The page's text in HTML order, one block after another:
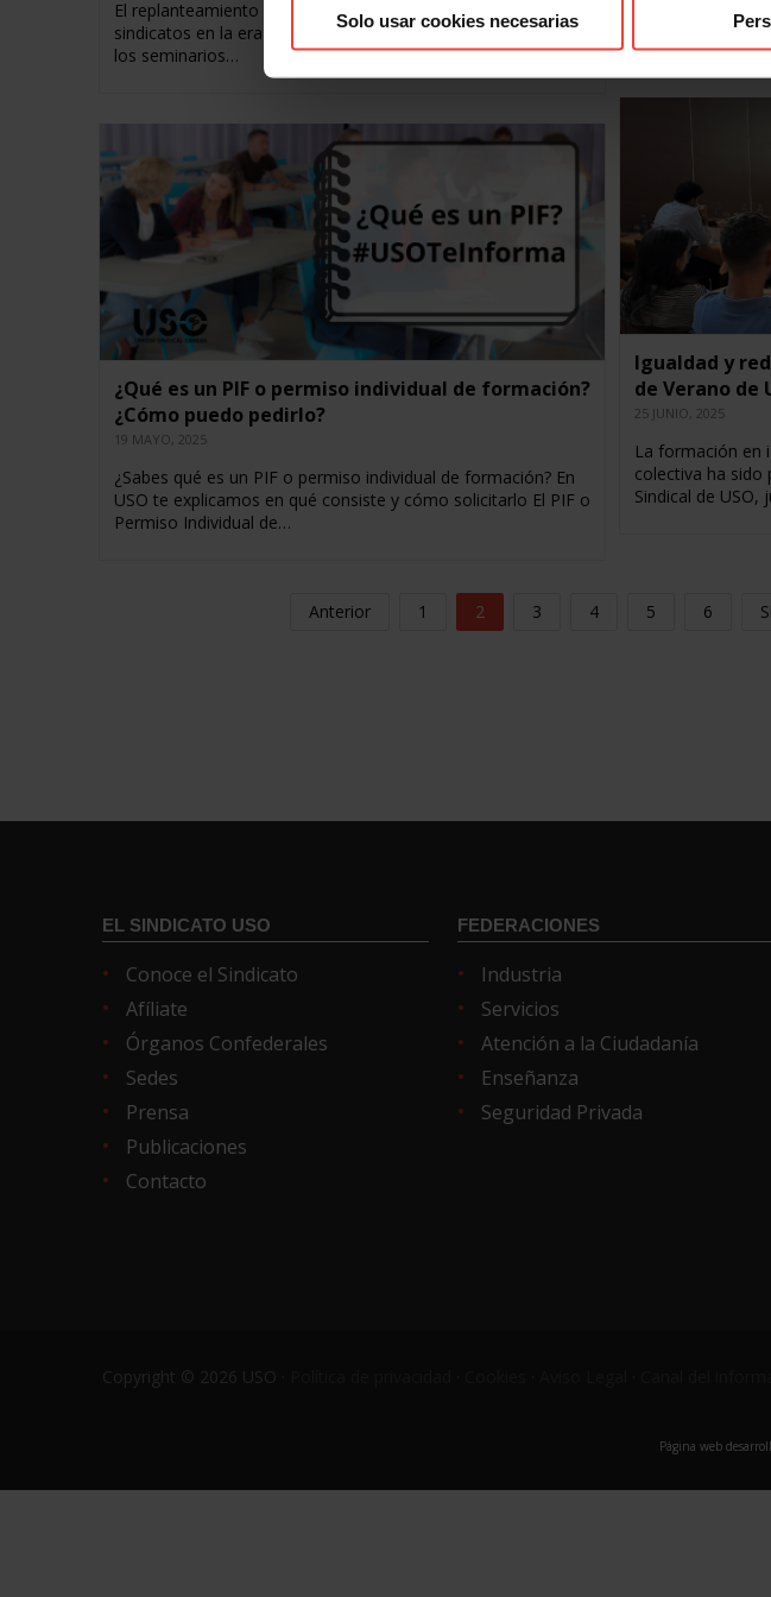
Solo usar cookies necesarias
El replanteamiento de la economía mundial y el papel de los
sindicatos en la era digital han sido algunos de los temas de
los seminarios…
hablar en
Igualdad y
de Verano de
25 JUNIO, 2025
La formación en
colectiva ha sido
Sindical de
¿Qué es un PIF o permiso individual de formación?
¿Cómo puedo pedirlo?
19 MAYO, 2025
¿Sabes qué es un PIF o permiso individual de formación? En
USO te explicamos en qué consiste y cómo solicitarlo El PIF o
Permiso Individual de…
Anterior 1 2 3 4 5 6
EL SINDICATO USO
Conoce el Sindicato
Afíliate
Órganos Confederales
Sedes
Prensa
Publicaciones
Contacto
FEDERACIONES
Industria
Servicios
Atención a la Ciudadanía
Enseñanza
Seguridad Privada
Copyright © 2026 USO ·
Página web